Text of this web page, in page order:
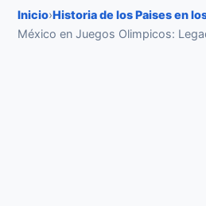
Inicio›Historia de los Paises en
México en Juegos Olimpicos: